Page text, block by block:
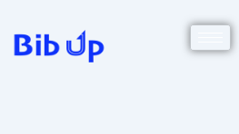
contenido